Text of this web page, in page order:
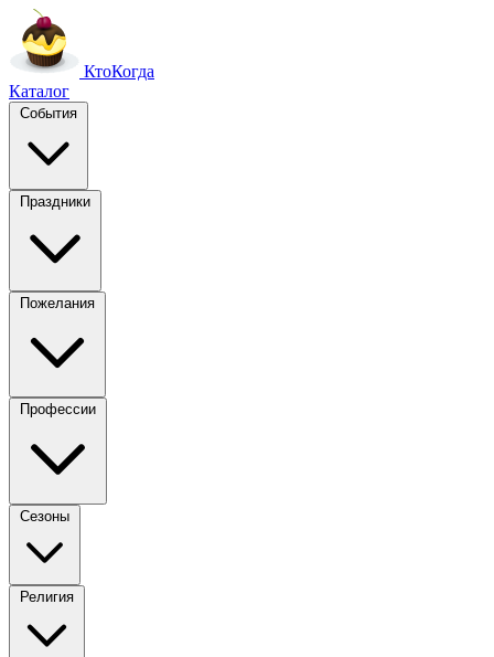
КтоКогда
Каталог
События
Праздники
Пожелания
Профессии
Сезоны
Религия